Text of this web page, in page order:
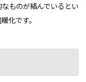
ものが絡んでいるとい
化です。